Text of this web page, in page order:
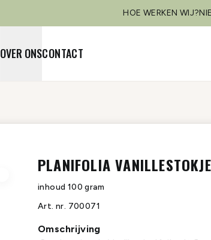
HOE WERKEN WIJ?
OVER ONSCONTACT
PLANIFOLIA
inhoud 100 gram
Art. nr. 700071
Omschrijving